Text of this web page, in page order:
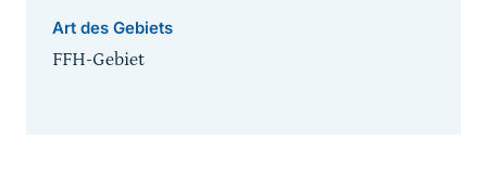
Art des Gebiets
FFH-Gebiet